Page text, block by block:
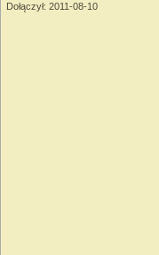
Dołączył: 2011-08-10